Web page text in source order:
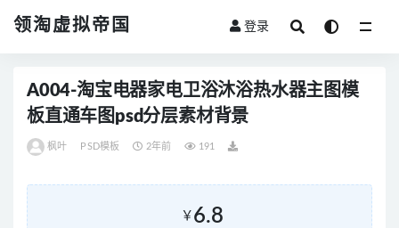
领淘虚拟帝国 登录
A004-淘宝电器家电卫浴沐浴热水器主图模
板直通车图psd分层素材背景
枫叶 PSD模板 2年前 191
￥ 6.8